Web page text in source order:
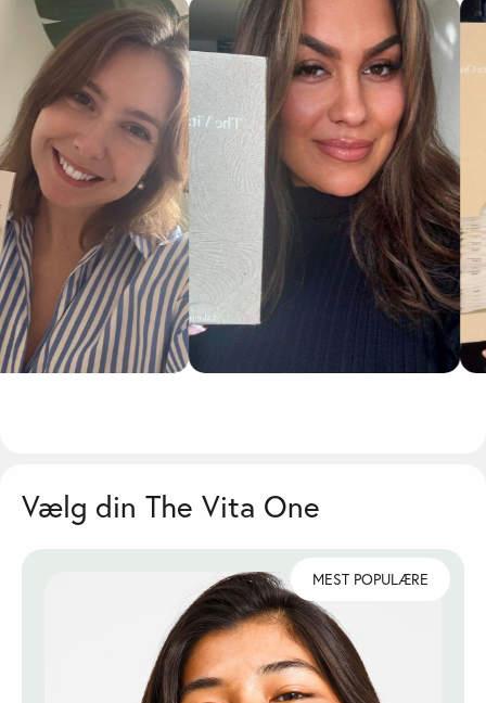
Vælg din The Vita One
MEST POPULÆRE